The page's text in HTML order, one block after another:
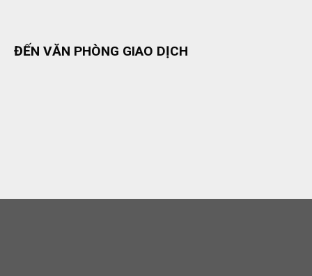
ĐẾN VĂN PHÒNG GIAO DỊCH